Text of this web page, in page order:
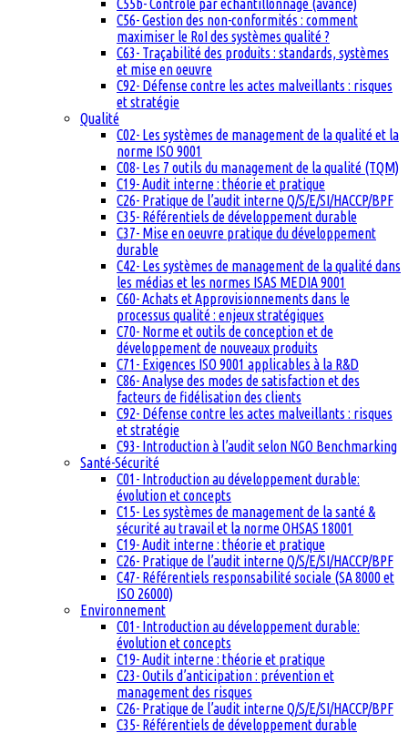
C55b- Contrôle par échantillonnage (avancé)
C56- Gestion des non-conformités : comment
maximiser le RoI des systèmes qualité ?
C63- Traçabilité des produits : standards, systèmes
et mise en oeuvre
C92- Défense contre les actes malveillants : risques
et stratégie
Qualité
C02- Les systèmes de management de la qualité et la
norme ISO 9001
C08- Les 7 outils du management de la qualité (TQM)
C19- Audit interne : théorie et pratique
C26- Pratique de l’audit interne Q/S/E/SI/HACCP/BPF
C35- Référentiels de développement durable
C37- Mise en oeuvre pratique du développement
durable
C42- Les systèmes de management de la qualité dans
les médias et les normes ISAS MEDIA 9001
C60- Achats et Approvisionnements dans le
processus qualité : enjeux stratégiques
C70- Norme et outils de conception et de
développement de nouveaux produits
C71- Exigences ISO 9001 applicables à la R&D
C86- Analyse des modes de satisfaction et des
facteurs de fidélisation des clients
C92- Défense contre les actes malveillants : risques
et stratégie
C93- Introduction à l’audit selon NGO Benchmarking
Santé-Sécurité
C01- Introduction au développement durable:
évolution et concepts
C15- Les systèmes de management de la santé &
sécurité au travail et la norme OHSAS 18001
C19- Audit interne : théorie et pratique
C26- Pratique de l’audit interne Q/S/E/SI/HACCP/BPF
C47- Référentiels responsabilité sociale (SA 8000 et
ISO 26000)
Environnement
C01- Introduction au développement durable:
évolution et concepts
C19- Audit interne : théorie et pratique
C23- Outils d’anticipation : prévention et
management des risques
C26- Pratique de l’audit interne Q/S/E/SI/HACCP/BPF
C35- Référentiels de développement durable